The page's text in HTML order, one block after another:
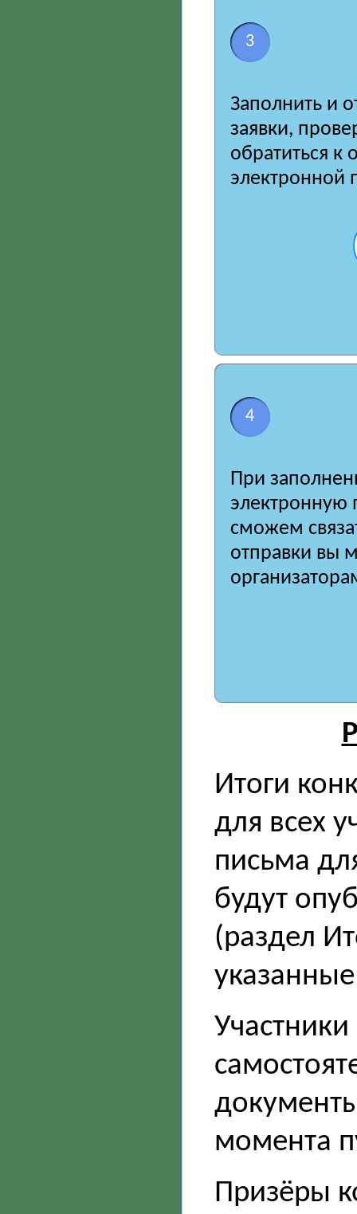
3
Заполнить и
заявки,
обратиться к
электронной
4
При
электронную
сможем
отправки вы
Итоги
для всех
письма
будут
(раздел
момента
Призёры